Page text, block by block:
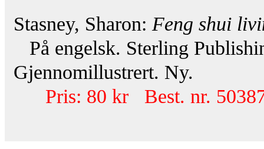
Stasney, Sharon: Feng shui
På engelsk. Sterling
Gjennomillustrert. Ny.
Pris: 80 kr Best. nr.